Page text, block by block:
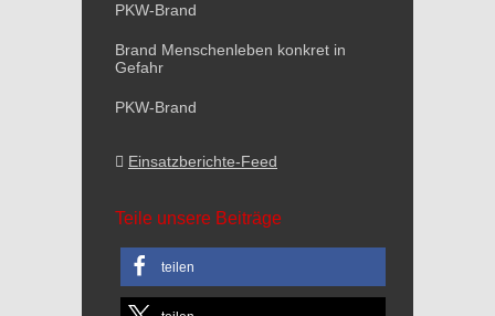
PKW-Brand
Brand Menschenleben konkret in
Gefahr
PKW-Brand
Einsatzberichte-Feed
Teile unsere Beiträge
teilen